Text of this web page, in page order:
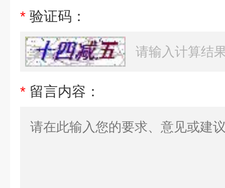
* 验证码：
* 留言内容：